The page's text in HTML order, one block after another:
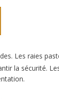
Les raies
la sécurité.